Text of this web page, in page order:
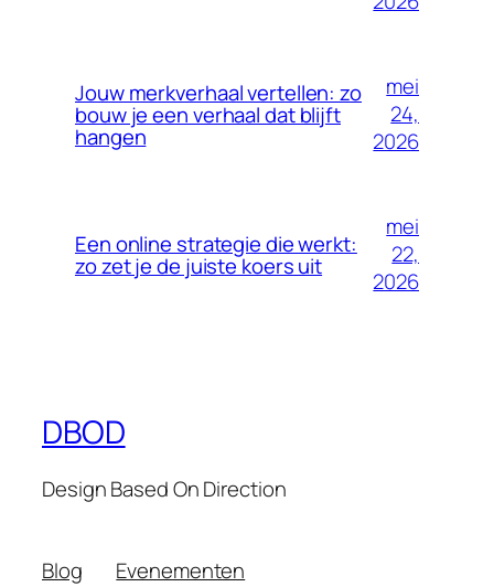
Jouw merkverhaal vertellen: zo
bouw je een verhaal dat blijft
hangen
mei
24,
2026
Een online strategie die werkt:
zo zet je de juiste koers uit
mei
22,
2026
DBOD
Design Based On Direction
Blog
Evenementen